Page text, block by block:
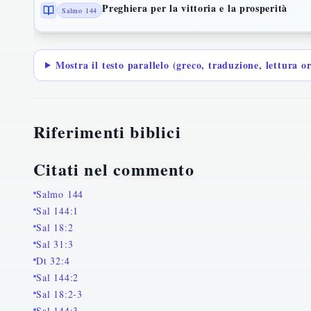
Salmo 144 Preghiera per la vittoria e la prosperità
Mostra il testo parallelo (greco, traduzione, lettura
Riferimenti biblici
Citati nel commento
Salmo 144
Sal 144:1
Sal 18:2
Sal 31:3
Dt 32:4
Sal 144:2
Sal 18:2-3